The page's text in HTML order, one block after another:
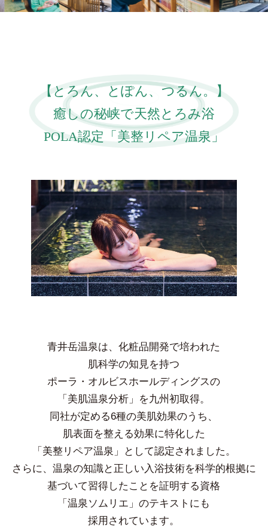
【とろん、とぽん、つるん。】
癒しの秘峡で天然とろみ浴
POLA認定「美整リペア温泉」
青井岳温泉は、化粧品開発で培われた
肌科学の知見を持つ
ポーラ・オルビスホールディングスの
「美肌温泉分析」を九州初取得。
同社が定める6種の美肌効果のうち、
肌表面を整える効果に特化した
「美整リペア温泉」として認定されました。
さらに、温泉の知識と正しい入浴技術を科学的根拠に
基づいて習得したことを証明する資格
「温泉ソムリエ」のテキストにも
採用されています。